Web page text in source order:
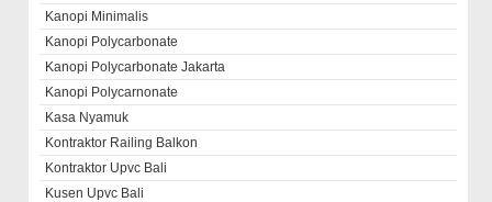
Kanopi Minimalis
Kanopi Polycarbonate
Kanopi Polycarbonate Jakarta
Kanopi Polycarnonate
Kasa Nyamuk
Kontraktor Railing Balkon
Kontraktor Upvc Bali
Kusen Upvc Bali